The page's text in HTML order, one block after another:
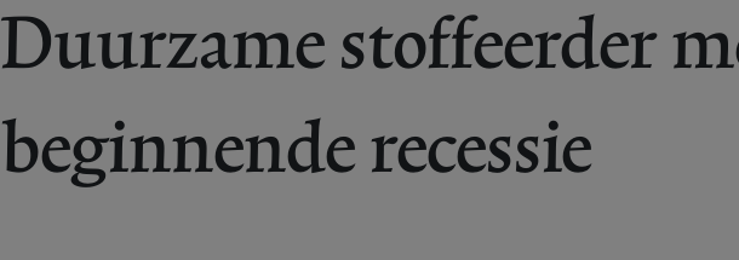
Duurzame stoffeerder
beginnende recessie